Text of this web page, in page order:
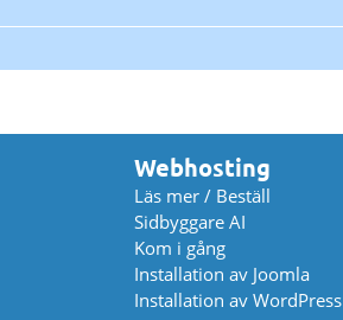
Webhosting
Läs mer / Beställ
Sidbyggare AI
Kom i gång
Installation av Joomla
Installation av WordPress